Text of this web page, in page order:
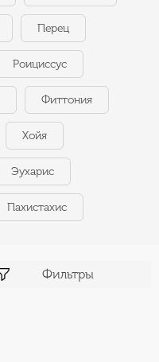
Перец
Роициссус
Фиттония
Хойя
Эухарис
Пахистахис
Фильтры